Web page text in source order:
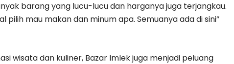
barang yang lucu-lucu dan harganya juga terjangkau.
pilih mau makan dan minum apa. Semuanya ada di sini”
wisata dan kuliner, Bazar Imlek juga menjadi peluang